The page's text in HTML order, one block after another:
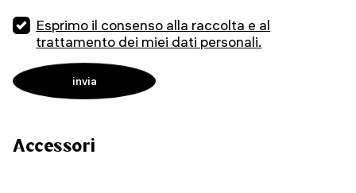
Esprimo il consenso alla raccolta e al
trattamento dei miei dati personali.
Accessori